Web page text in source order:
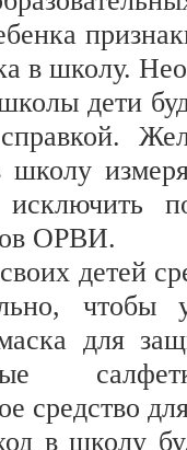
в школу.
дети
исключить
ОРВИ.
детей
чтобы
для
средство
в школу